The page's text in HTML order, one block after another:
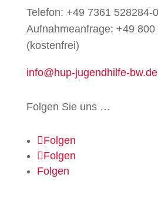
Telefon: +49 7361 528284-0
Aufnahmeanfrage: +49 800
(kostenfrei)
info@hup-jugendhilfe-bw.de
Folgen Sie uns …
Folgen
Folgen
Folgen